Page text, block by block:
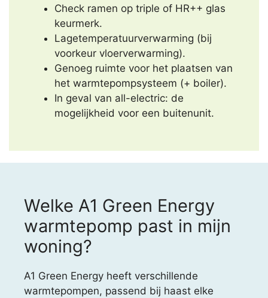
Check ramen op triple of HR++ glas
keurmerk.
Lagetemperatuurverwarming (bij
voorkeur vloerverwarming).
Genoeg ruimte voor het plaatsen van
het warmtepompsysteem (+ boiler).
In geval van all-electric: de
mogelijkheid voor een buitenunit.
Welke A1 Green Energy
warmtepomp past in mijn
woning?
A1 Green Energy heeft verschillende
warmtepompen, passend bij haast elke